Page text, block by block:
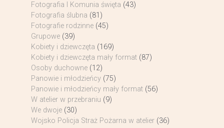
Fotografia I Komunia święta (43)
Fotografia ślubna (81)
Fotografie rodzinne (45)
Grupowe (39)
Kobiety i dziewczęta (169)
Kobiety i dziewczęta mały format (87)
Osoby duchowne (12)
Panowie i młodzieńcy (75)
Panowie i młodzieńcy mały format (56)
W atelier w przebraniu (9)
We dwoje (30)
Wojsko Policja Straż Pożarna w atelier (36)